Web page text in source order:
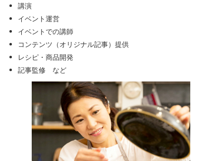
講演
イベント運営
イベントでの講師
コンテンツ（オリジナル記事）提供
レシピ・商品開発
記事監修 など